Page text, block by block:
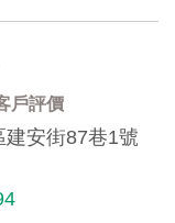
戶評價
安街87巷1號